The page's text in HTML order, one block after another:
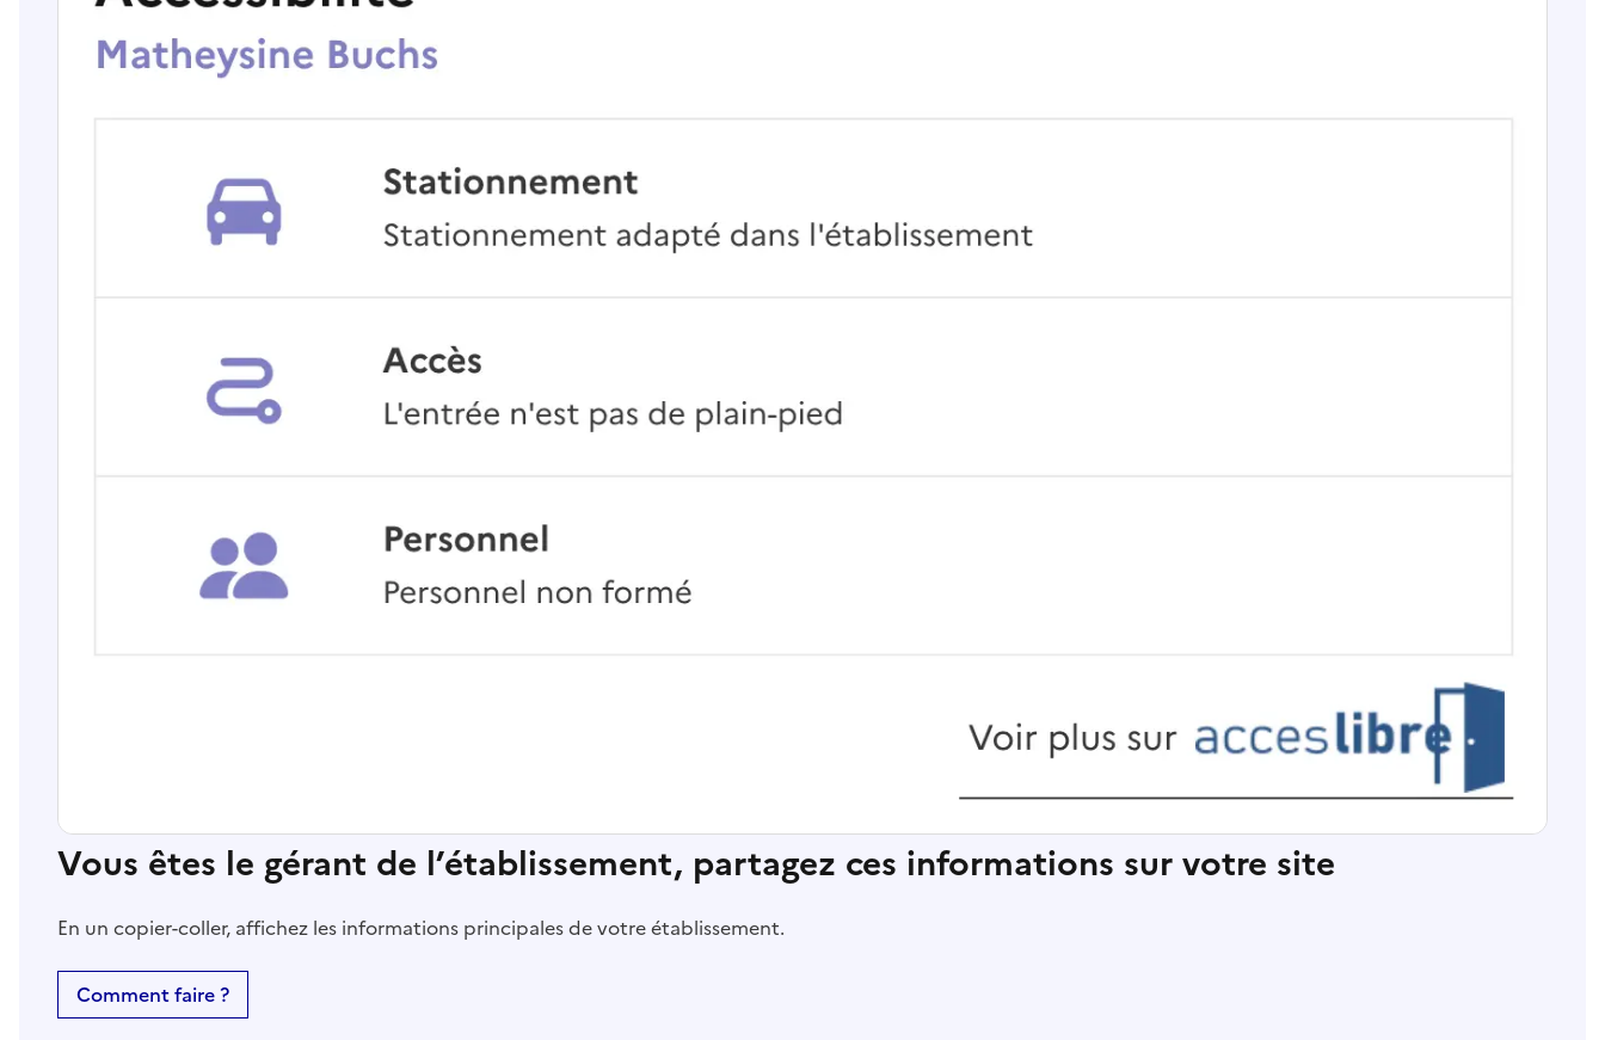
Vous êtes le gérant de l’établissement, partagez ces informations sur votre site
En un copier-coller, affichez les informations principales de votre établissement.
Comment faire ?